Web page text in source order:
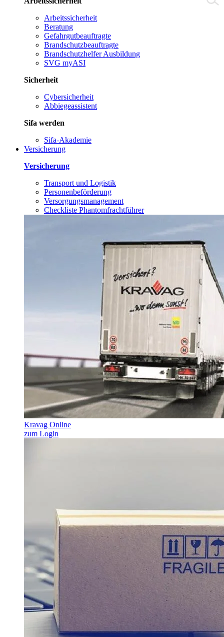
Arbeitssicherheit
Beratung
Gefahrgutbeauftragte
Brandschutzbeauftragte
Brandschutzhelfer Ausbildung
SVG myASI
Sicherheit
Cybersicherheit
Abbiegeassistent
Sifa werden
Sifa-Akademie
Versicherung
Versicherung
Transport und Logistik
Personenbeförderung
Versorgungsmanagement
Checkliste Phantomfrachtführer
Kravag Online
zum Login